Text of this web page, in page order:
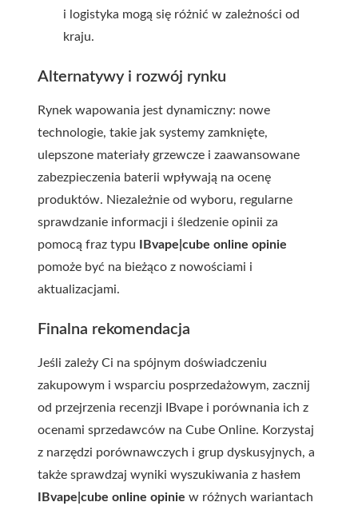
i logistyka mogą się różnić w zależności od
kraju.
Alternatywy i rozwój rynku
Rynek wapowania jest dynamiczny: nowe
technologie, takie jak systemy zamknięte,
ulepszone materiały grzewcze i zaawansowane
zabezpieczenia baterii wpływają na ocenę
produktów. Niezależnie od wyboru, regularne
sprawdzanie informacji i śledzenie opinii za
pomocą fraz typu
IBvape|cube online opinie
pomoże być na bieżąco z nowościami i
aktualizacjami.
Finalna rekomendacja
Jeśli zależy Ci na spójnym doświadczeniu
zakupowym i wsparciu posprzedażowym, zacznij
od przejrzenia recenzji IBvape i porównania ich z
ocenami sprzedawców na Cube Online. Korzystaj
z narzędzi porównawczych i grup dyskusyjnych, a
także sprawdzaj wyniki wyszukiwania z hasłem
IBvape|cube online opinie w różnych wariantach